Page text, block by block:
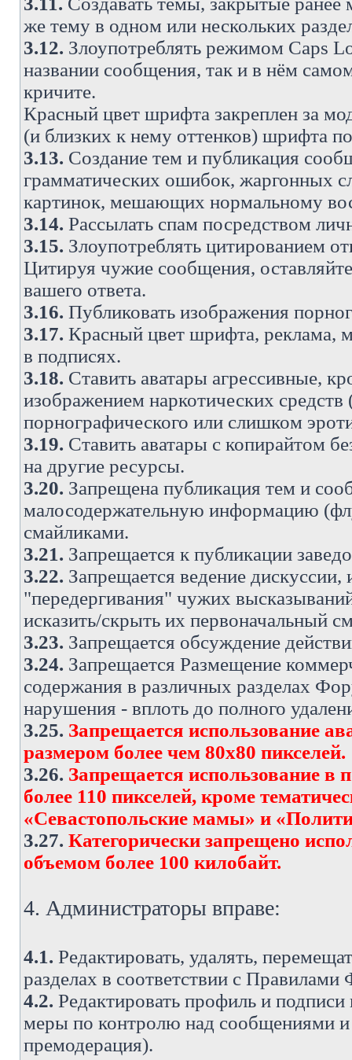
же тему в одном или нескольких
3.12. Злоупотреблять режимом Caps
названии сообщения, так и в нём
кричите.
Красный цвет шрифта закреплен за
(и близких к нему оттенков) шрифта
3.13. Создание тем и публикация
грамматических ошибок, жаргонных
картинок, мешающих нормальному
3.14. Рассылать спам посредством
3.15. Злоупотреблять цитированием
Цитируя чужие сообщения,
вашего ответа.
3.16. Публиковать изображения
3.17. Красный цвет шрифта, реклама,
в подписях.
3.18. Ставить аватары агрессивные,
изображением наркотических
порнографического или слишком
3.19. Ставить аватары с копирайтом
на другие ресурсы.
3.20. Запрещена публикация тем и
малосодержательную информацию
смайликами.
3.21. Запрещается к публикации
3.22. Запрещается ведение
"передергивания" чужих
исказить/скрыть их первоначальный
3.23. Запрещается обсуждение
3.24. Запрещается Размещение
содержания в различных разделах
нарушения - вплоть до полного
3.25. Запрещается использование
размером более чем 80х80 пикселей.
3.26. Запрещается использование в
более 110 пикселей, кроме
«Севастопольские мамы» и
3.27. Категорически запрещено
объемом более 100 килобайт.
4. Администраторы вправе:
4.1. Редактировать, удалять,
разделах в соответствии с
4.2. Редактировать профиль и
меры по контролю над сообщениями
премодерация).